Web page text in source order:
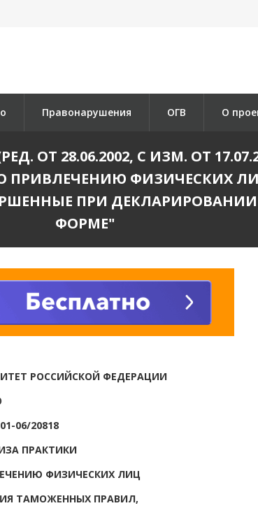
Правонарушения ОГВ О
ОТ 28.06.2002, С ИЗМ. ОТ
ФИЗИЧЕСКИХ
ПРИ
ФОРМЕ"
РОССИЙСКОЙ ФЕДЕРАЦИИ
06/20818
ПРАКТИКИ
ФИЗИЧЕСКИХ ЛИЦ
ТАМОЖЕННЫХ ПРАВИЛ,